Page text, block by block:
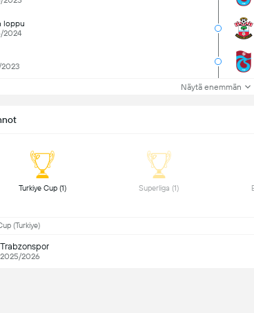
loppu
2024
Näytä enemmän
Turkiye Cup (1)
(Turkiye)
Trabzonspor
2025/2026